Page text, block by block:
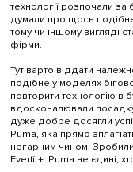
технології розпочали за
думали про щось
тому чи іншому вигляді
фірми.
Тут варто віддати
подібне у моделях
повторити технологію в
вдосконалювали
дуже добре досягли
Puma, яка прямо
негарним чином.
Everfit+. Puma не єдині,